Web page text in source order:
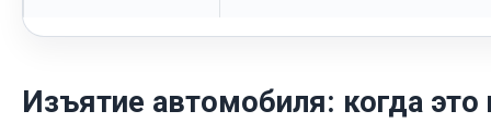
Изъятие автомобиля: когда это